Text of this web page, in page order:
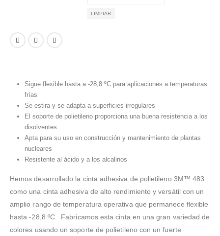
LIMPIAR
Sigue flexible hasta a -28,8 ºC para aplicaciones a temperaturas
frías
Se estira y se adapta a superficies irregulares
El soporte de polietileno proporciona una buena resistencia a los
disolventes
Apta para su uso en construcción y mantenimiento de plantas
nucleares
Resistente al ácido y a los alcalinos
Hemos desarrollado la cinta adhesiva de polietileno 3M™ 483
como una cinta adhesiva de alto rendimiento y versátil con un
amplio rango de temperatura operativa que permanece flexible
hasta -28,8 ºC. Fabricamos esta cinta en una gran variedad de
colores usando un soporte de polietileno con un fuerte